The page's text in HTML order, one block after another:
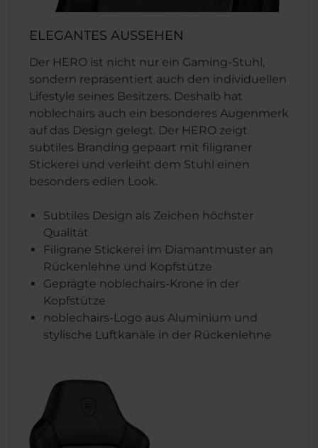
ELEGANTES AUSSEHEN
Der HERO ist nicht nur ein Gaming-Stuhl,
sondern repräsentiert auch den individuellen
Lifestyle seines Besitzers. Deshalb hat
noblechairs auch ein besonderes Augenmerk
auf das Design gelegt. Der HERO zeigt
subtiles Branding gepaart mit filigraner
Stickerei und verleiht dem Stuhl einen
besonders edlen Look.
Subtiles Design als Zeichen höchster
Qualität
Filigrane Stickerei im Diamantmuster an
Rückenlehne und Kopfstütze
Geprägte noblechairs-Krone in der
Kopfstütze
noblechairs-Logo aus Aluminium und
stylische Luftkanäle in der Rückenlehne